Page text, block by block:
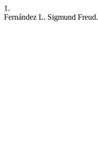
1.
Fernández L. Sigmund Freud.